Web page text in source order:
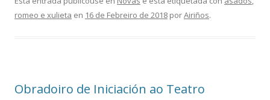
romeo e xulieta en 16 de Febreiro de 2018 porAiriños.
Obradoiro de Iniciación ao Teatro